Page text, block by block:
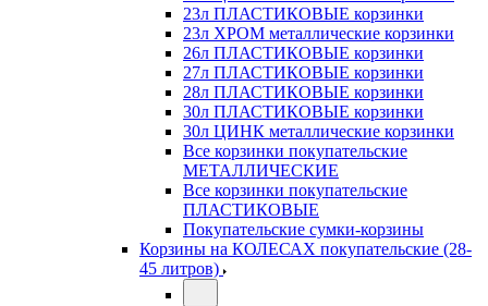
23л ПЛАСТИКОВЫЕ корзинки
23л ХРОМ металлические корзинки
26л ПЛАСТИКОВЫЕ корзинки
27л ПЛАСТИКОВЫЕ корзинки
28л ПЛАСТИКОВЫЕ корзинки
30л ПЛАСТИКОВЫЕ корзинки
30л ЦИНК металлические корзинки
Все корзинки покупательские
МЕТАЛЛИЧЕСКИЕ
Все корзинки покупательские
ПЛАСТИКОВЫЕ
Покупательские сумки-корзины
Корзины на КОЛЕСАХ покупательские (28-
45 литров)